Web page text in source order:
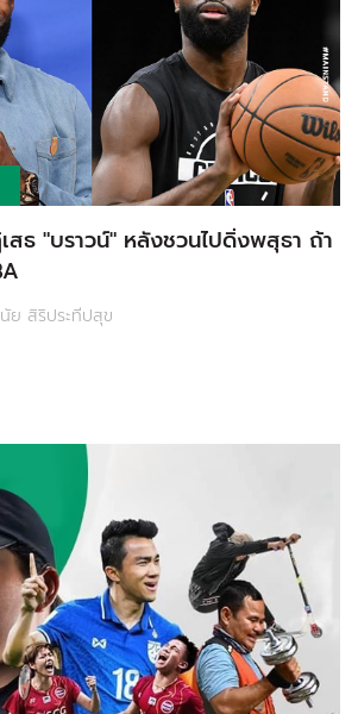
สธ "บราวน์" หลังชวนไปดิ่งพสุธา ถ้า
ย สิริประทีปสุข